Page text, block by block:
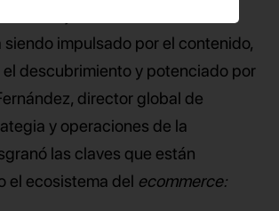
impulsado por el contenido,
descubrimiento y potenciado por
director global de
y operaciones de la
las claves que están
el ecosistema del ecommerce: